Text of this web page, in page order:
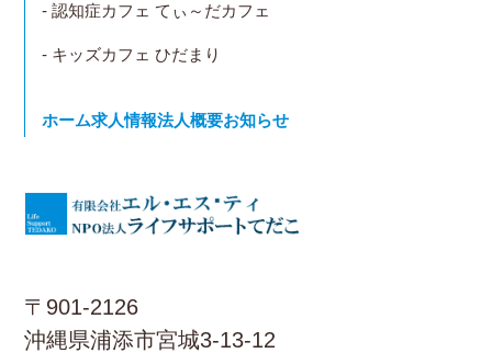
〒901-2126
沖縄県浦添市宮城3-13-12
- 認知症カフェ てぃ～だカフェ
- キッズカフェ ひだまり
ホーム求人情報法人概要お知らせ